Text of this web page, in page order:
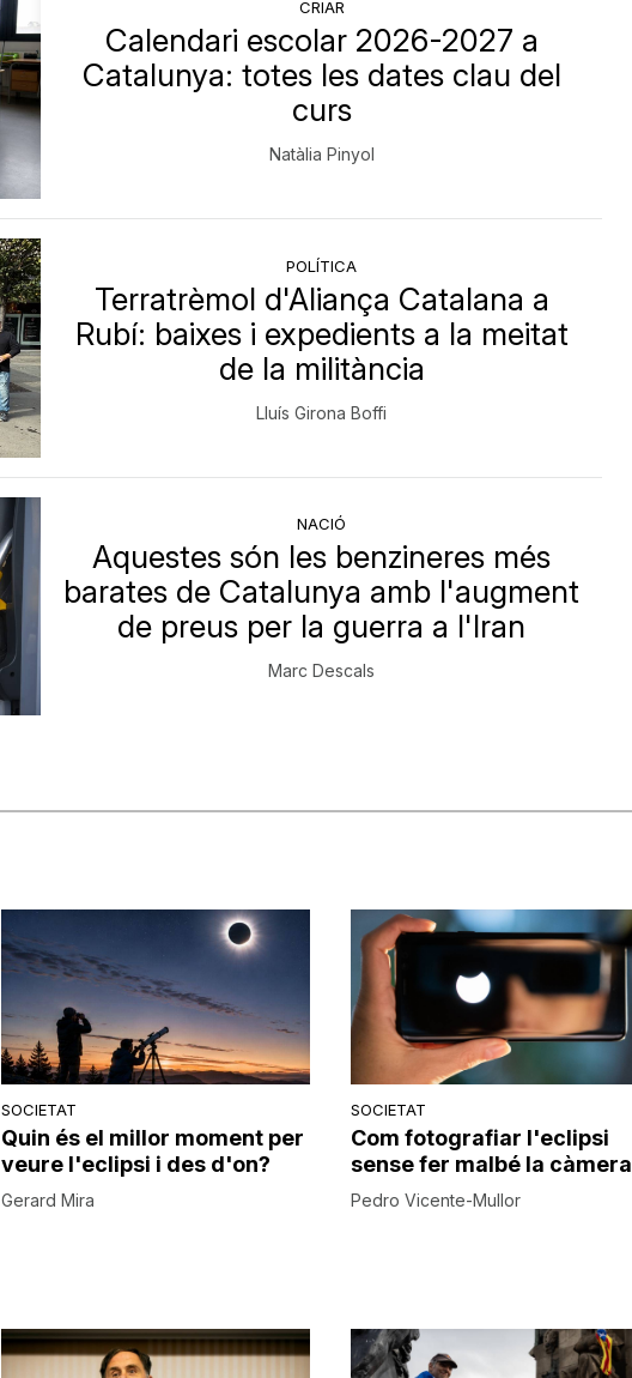
CRIAR
Calendari escolar 2026-2027 a
Catalunya: totes les dates clau del
curs
Natàlia Pinyol
POLÍTICA
Terratrèmol d'Aliança Catalana a
Rubí: baixes i expedients a la meitat
de la militància
Lluís Girona Boffi
NACIÓ
Aquestes són les benzineres més
barates de Catalunya amb l'augment
de preus per la guerra a l'Iran
Marc Descals
SOCIETAT
Quin és el millor moment per
veure l'eclipsi i des d'on?
Gerard Mira
SOCIETAT
Com fotografiar l'eclipsi
sense fer malbé la càmera
Pedro Vicente-Mullor